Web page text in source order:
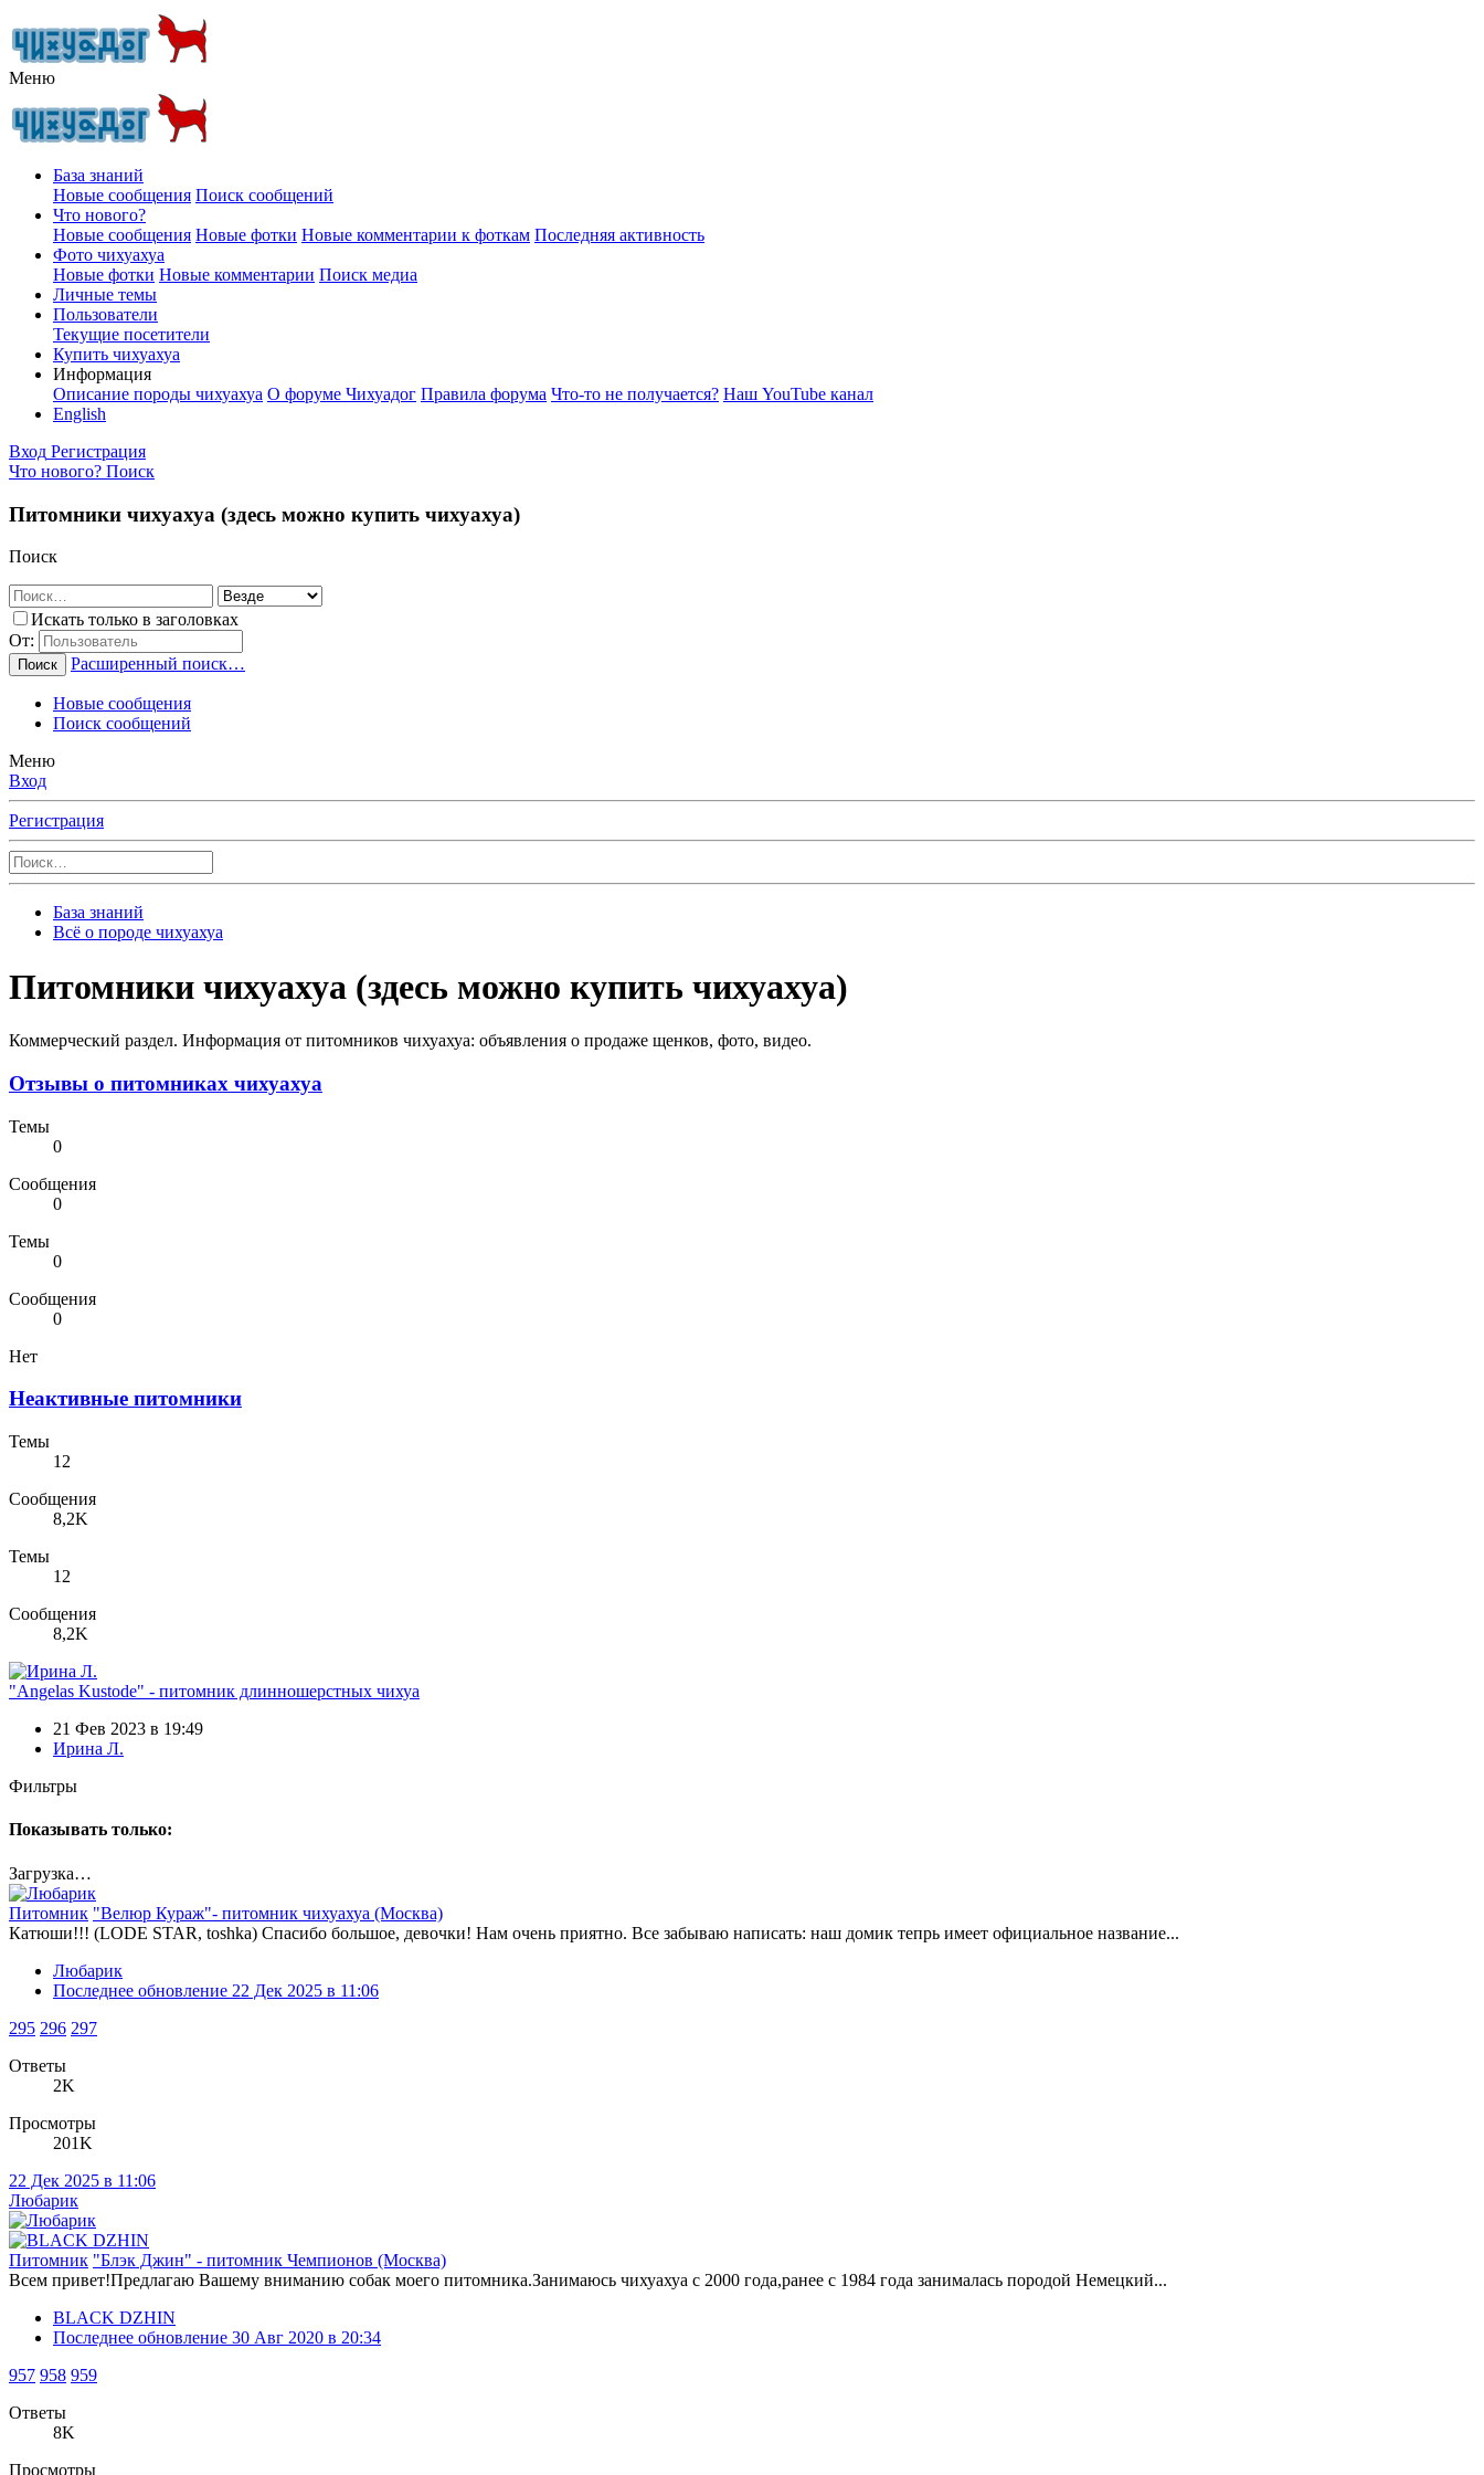
Меню
База знаний
Новые сообщения Поиск сообщений
Что нового?
Новые сообщения Новые фотки Новые комментарии к фоткам Последняя активность
Фото чихуахуа
Новые фотки Новые комментарии Поиск медиа
Личные темы
Пользователи
Текущие посетители
Купить чихуахуа
Информация
Описание породы чихуахуа О форуме Чихуадог Правила форума Что-то не получается? Наш YouTube канал
English
Вход Регистрация
Что нового? Поиск
Питомники чихуахуа (здесь можно купить чихуахуа)
Поиск
Искать только в заголовках
От:
Поиск Расширенный поиск…
Новые сообщения
Поиск сообщений
Меню
Вход
Регистрация
База знаний
Всё о породе чихуахуа
Питомники чихуахуа (здесь можно купить чихуахуа)
Коммерческий раздел. Информация от питомников чихуахуа: объявления о продаже щенков, фото, видео.
Отзывы о питомниках чихуахуа
Темы
0
Сообщения
0
Темы
0
Сообщения
0
Нет
Неактивные питомники
Темы
12
Сообщения
8,2K
Темы
12
Сообщения
8,2K
"Angelas Kustode" - питомник длинношерстных чихуа
21 Фев 2023 в 19:49
Ирина Л.
Фильтры
Показывать только:
Загрузка…
Питомник "Велюр Кураж"- питомник чихуахуа (Москва)
Катюши!!! (LODE STAR, toshka) Спасибо большое, девочки! Нам очень приятно. Все забываю написать: наш домик тепрь имеет официальное название...
Любарик
Последнее обновление 22 Дек 2025 в 11:06
295 296 297
Ответы
2K
Просмотры
201K
22 Дек 2025 в 11:06
Любарик
Питомник "Блэк Джин" - питомник Чемпионов (Москва)
Всем привет!Предлагаю Вашему вниманию собак моего питомника.Занимаюсь чихуахуа с 2000 года,ранее с 1984 года занималась породой Немецкий...
BLACK DZHIN
Последнее обновление 30 Авг 2020 в 20:34
957 958 959
Ответы
8K
Просмотры